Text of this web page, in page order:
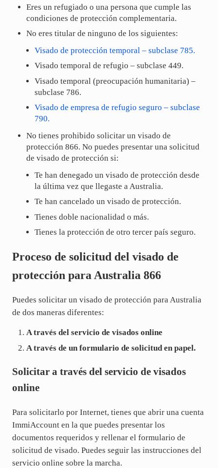
Eres un refugiado o una persona que cumple las
condiciones de protección complementaria.
No eres titular de ninguno de los siguientes:
Visado de protección temporal – subclase 785.
Visado temporal de refugio – subclase 449.
Visado temporal (preocupación humanitaria) –
subclase 786.
Visado de empresa de refugio seguro – subclase
790.
No tienes prohibido solicitar un visado de
protección 866. No puedes presentar una solicitud
de visado de protección si:
Te han denegado un visado de protección desde
la última vez que llegaste a Australia.
Te han cancelado un visado de protección.
Tienes doble nacionalidad o más.
Tienes la protección de otro tercer país seguro.
Proceso de solicitud del visado de
protección para Australia 866
Puedes solicitar un visado de protección para Australia
de dos maneras diferentes:
A través del servicio de visados online
A través de un formulario de solicitud en papel.
Solicitar a través del servicio de visados
online
Para solicitarlo por Internet, tienes que abrir una cuenta
ImmiAccount en la que puedes presentar los
documentos requeridos y rellenar el formulario de
solicitud de visado. Puedes seguir las instrucciones del
servicio online sobre la marcha.